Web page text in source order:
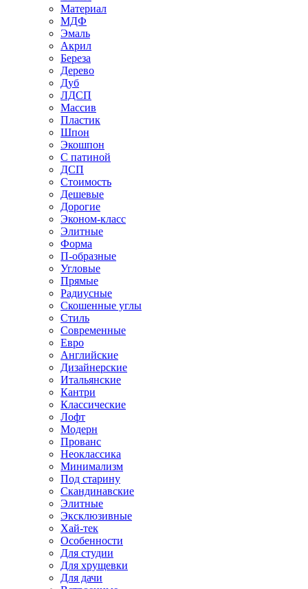
Материал
МДФ
Эмаль
Акрил
Береза
Дерево
Дуб
ЛДСП
Массив
Пластик
Шпон
Экошпон
С патиной
ДСП
Стоимость
Дешевые
Дорогие
Эконом-класс
Элитные
Форма
П-образные
Угловые
Прямые
Радиусные
Скошенные углы
Стиль
Современные
Евро
Английские
Дизайнерские
Итальянские
Кантри
Классические
Лофт
Модерн
Прованс
Неоклассика
Минимализм
Под старину
Скандинавские
Элитные
Эксклюзивные
Хай-тек
Особенности
Для студии
Для хрущевки
Для дачи